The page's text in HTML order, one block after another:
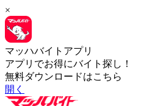
×
マッハバイトアプリ
アプリでお得にバイト探し！
無料ダウンロードはこちら
開く